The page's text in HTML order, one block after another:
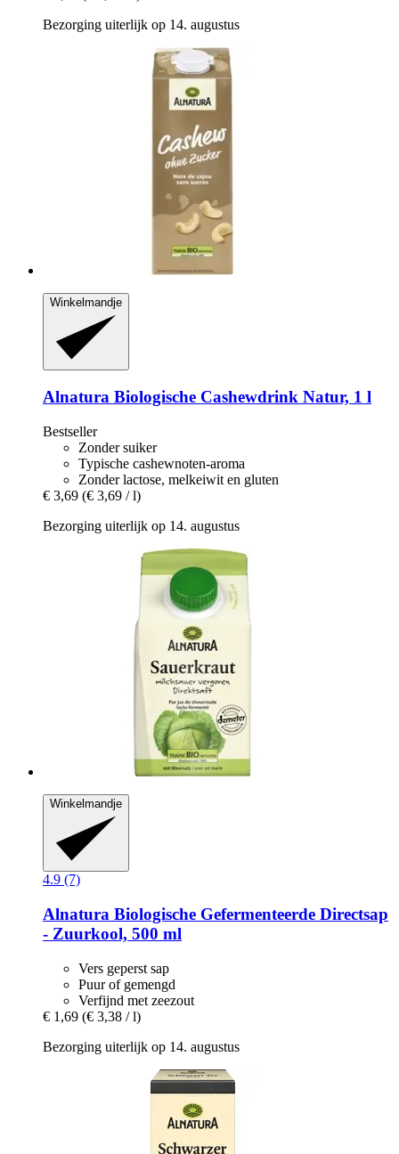
Bezorging uiterlijk op 14. augustus
Winkelmandje
Alnatura Biologische Cashewdrink Natur, 1 l
Bestseller
Zonder suiker
Typische cashewnoten-aroma
Zonder lactose, melkeiwit en gluten
€ 3,69 (€ 3,69 / l)
Bezorging uiterlijk op 14. augustus
Winkelmandje
4.9 (7)
Alnatura Biologische Gefermenteerde Directsap
-​ Zuurkool, 500 ml
Vers geperst sap
Puur of gemengd
Verfijnd met zeezout
€ 1,69 (€ 3,38 / l)
Bezorging uiterlijk op 14. augustus